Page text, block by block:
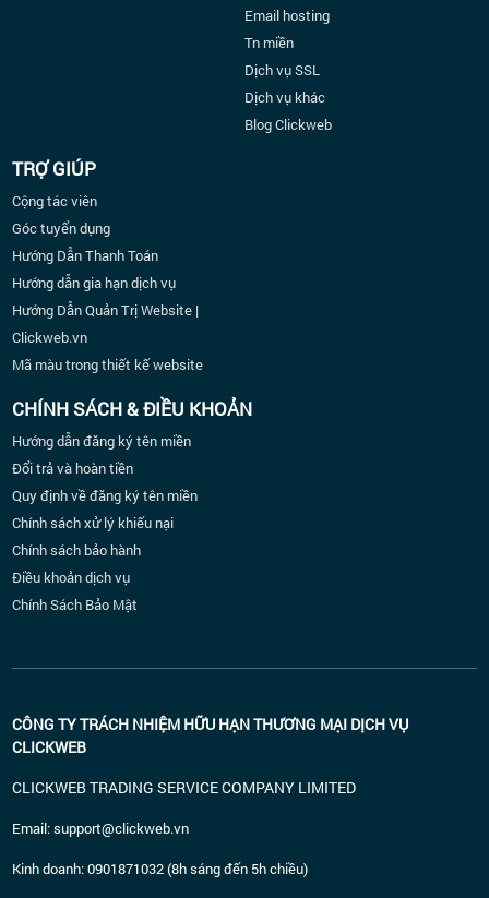
Email hosting
Tn miền
Dịch vụ SSL
Dịch vụ khác
Blog Clickweb
TRỢ GIÚP
Cộng tác viên
Góc tuyển dụng
Hướng Dẫn Thanh Toán
Hướng dẫn gia hạn dịch vụ
Hướng Dẫn Quản Trị Website |
Clickweb.vn
Mã màu trong thiết kế website
CHÍNH SÁCH & ĐIỀU KHOẢN
Hướng dẫn đăng ký tên miền
Đổi trả và hoàn tiền
Quy định về đăng ký tên miền
Chính sách xử lý khiếu nại
Chính sách bảo hành
Điều khoản dịch vụ
Chính Sách Bảo Mật
CÔNG TY TRÁCH NHIỆM HỮU HẠN THƯƠNG MẠI DỊCH VỤ
CLICKWEB
CLICKWEB TRADING SERVICE COMPANY LIMITED
Email: support@clickweb.vn
Kinh doanh: 0901871032 (8h sáng đến 5h chiều)